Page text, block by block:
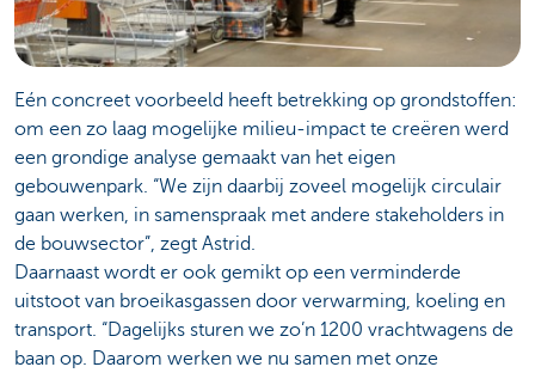
Eén concreet voorbeeld heeft betrekking op grondstoffen:
om een zo laag mogelijke milieu-impact te creëren werd
een grondige analyse gemaakt van het eigen
gebouwenpark. “We zijn daarbij zoveel mogelijk circulair
gaan werken, in samenspraak met andere stakeholders in
de bouwsector”, zegt Astrid.
Daarnaast wordt er ook gemikt op een verminderde
uitstoot van broeikasgassen door verwarming, koeling en
transport. “Dagelijks sturen we zo’n 1200 vrachtwagens de
baan op. Daarom werken we nu samen met onze